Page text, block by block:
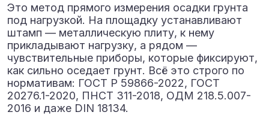
Это метод прямого измерения осадки грунта
под нагрузкой. На площадку устанавливают
штамп — металлическую плиту, к нему
прикладывают нагрузку, а рядом —
чувствительные приборы, которые фиксируют,
как сильно оседает грунт. Всё это строго по
нормативам: ГОСТ Р 59866-2022, ГОСТ
20276.1-2020, ПНСТ 311-2018, ОДМ 218.5.007-
2016 и даже DIN 18134.